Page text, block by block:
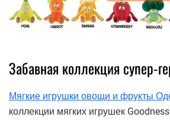
Забавная коллекция супер-
Мягкие игрушки овощи и фрукты
коллекции мягких игрушек